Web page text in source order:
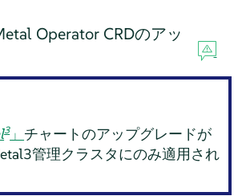
Operator CRDのアッ
3」 チャートのアップグレードが
管理クラスタにのみ適用され